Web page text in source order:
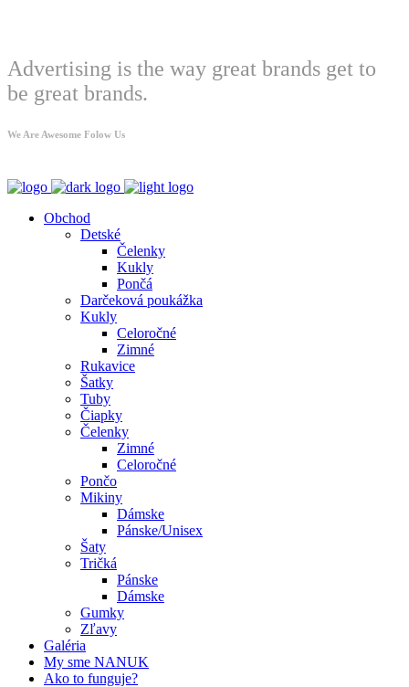
Advertising is the way great brands get to
be great brands.
We Are Awesome Folow Us
Obchod
Detské
Čelenky
Kukly
Pončá
Darčeková poukážka
Kukly
Celoročné
Zimné
Rukavice
Šatky
Tuby
Čiapky
Čelenky
Zimné
Celoročné
Pončo
Mikiny
Dámske
Pánske/Unisex
Šaty
Tričká
Pánske
Dámske
Gumky
Zľavy
Galéria
My sme NANUK
Ako to funguje?